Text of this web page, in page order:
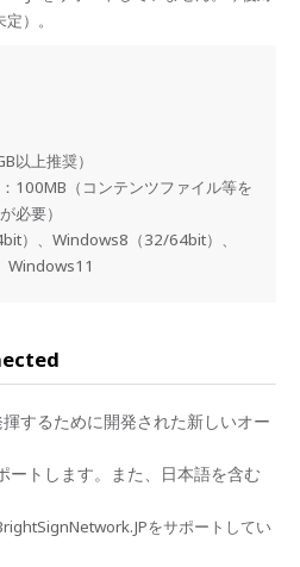
）。
以上推奨）
100MB（コンテンツファイル等を
必要）
）、Windows8（32/64bit）、
Windows11
するために開発された新しいオー
トします。また、日本語を含む
をサポートしてい